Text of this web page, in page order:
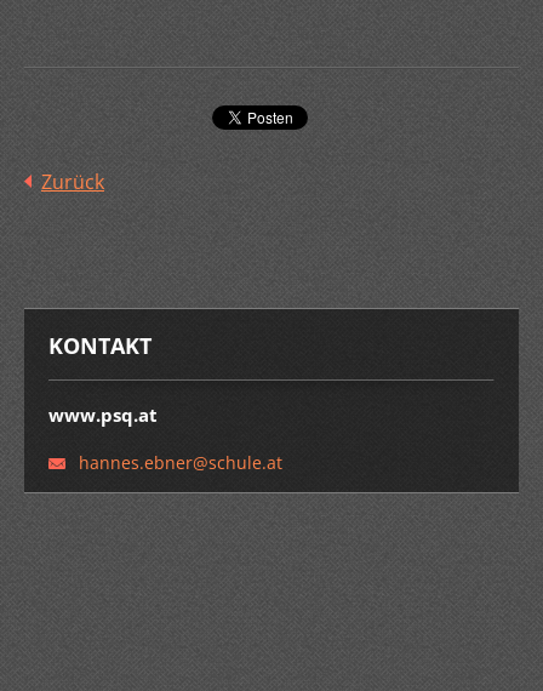
Zurück
KONTAKT
www.psq.at
hannes.ebner@schule.at